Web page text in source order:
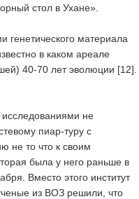
стол в Ухане».
материала
в каком ареале
40-70 лет эволюции [12].
не
пиар-туру с
не то что к своим
была у него раньше в
Вместо этого институт
из ВОЗ решили, что